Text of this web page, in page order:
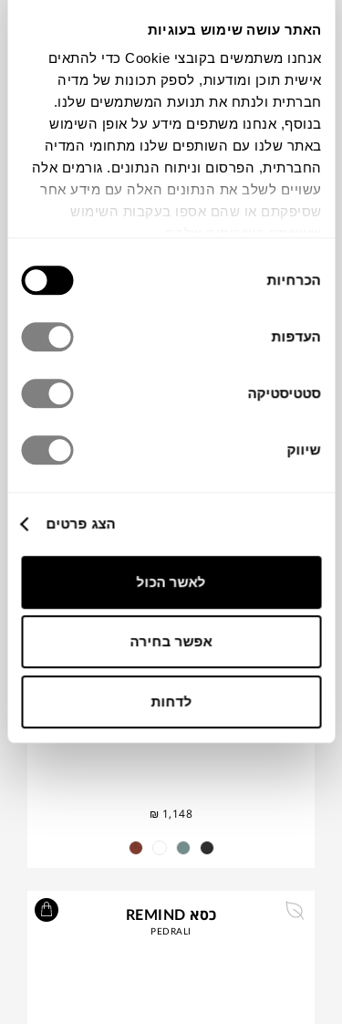
האתר עושה שימוש בעוגיות
אנחנו משתמשים בקובצי Cookie כדי להתאים
אישית תוכן ומודעות, לספק תכונות של מדיה
חברתית ולנתח את תנועת המשתמשים שלנו.
בנוסף, אנחנו משתפים מידע על אופן השימוש
באתר שלנו עם השותפים שלנו מתחומי המדיה
החברתית, הפרסום וניתוח הנתונים. גורמים אלה
עשויים לשלב את הנתונים האלה עם מידע אחר
שסיפקתם או שהם אספו בעקבות השימוש
הסכמה
הכרחיות
העדפות
סטטיסטיקה
שיווק
הצג פרטים
לאשר הכול
אפשר בחירה
לדחות
₪ 3,891
₪2,724
29%
הנחה
NEW כסא ידיות נערם KIRA
HAY
₪ 1,148
כסא REMIND
PEDRALI